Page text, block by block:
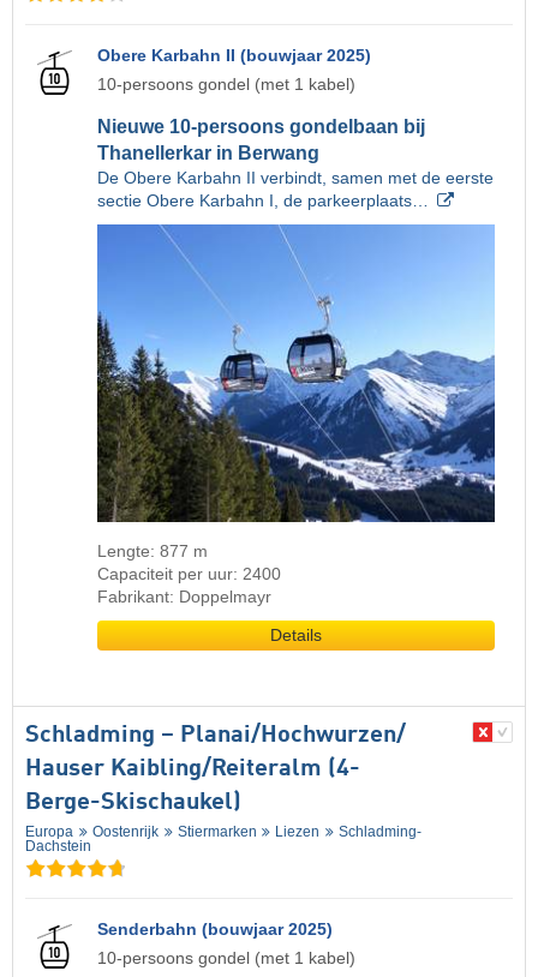
Obere Karbahn II (bouwjaar 2025)
10-persoons gondel (met 1 kabel)
Nieuwe 10-persoons gondelbaan bij
Thanellerkar in Berwang
De Obere Karbahn II verbindt, samen met de eerste
sectie Obere Karbahn I, de parkeerplaats…
Lengte: 877 m
Capaciteit per uur: 2400
Fabrikant: Doppelmayr
Details
Schladming – Planai/​Hochwurzen/​
Hauser Kaibling/​Reiteralm (4-
Berge-Skischaukel)
Europa Oostenrijk Stiermarken Liezen
Schladming-
Dachstein
Senderbahn (bouwjaar 2025)
10-persoons gondel (met 1 kabel)